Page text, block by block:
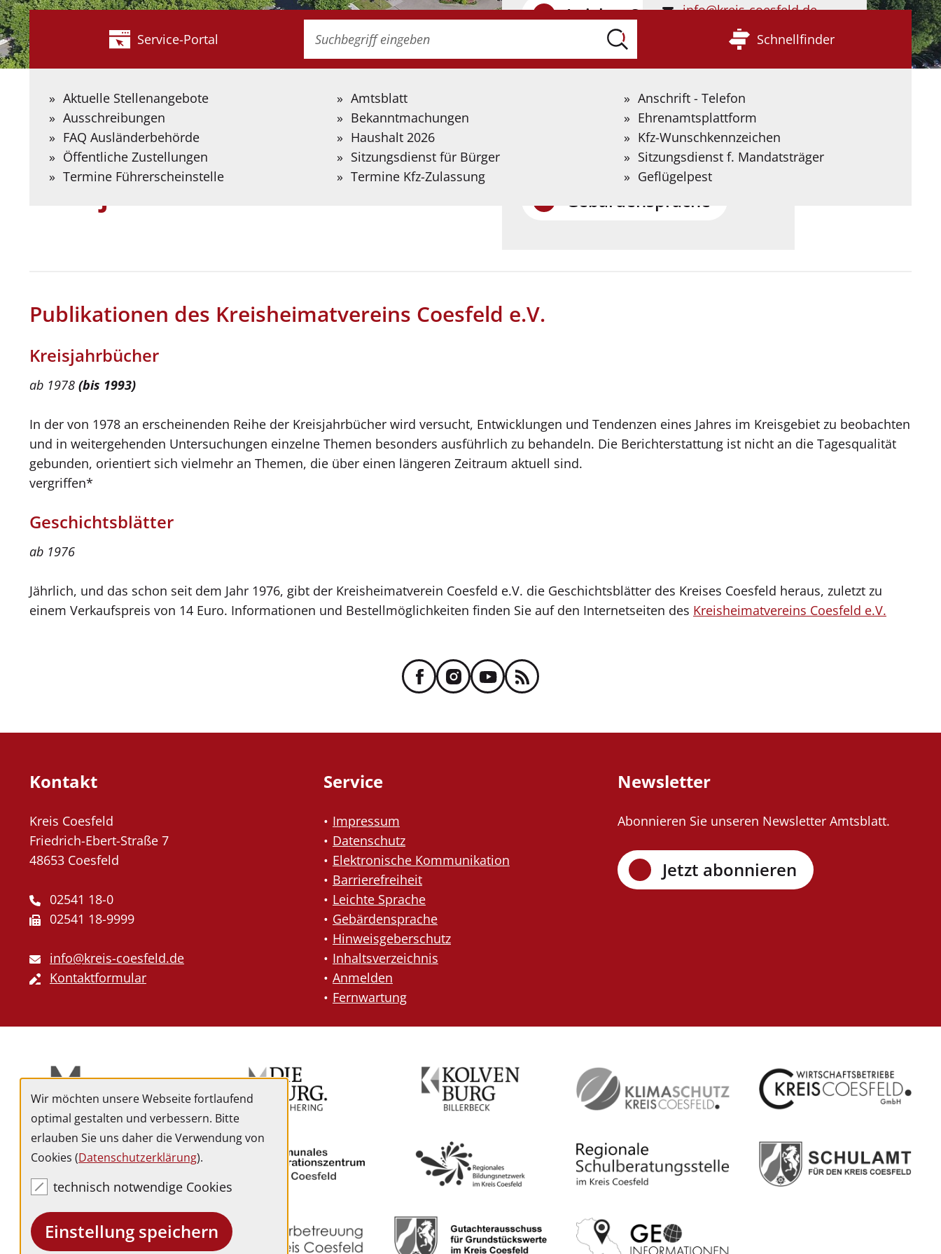
Service-Portal Suche
suchen
Sie?
Suchbegriff
eingeben.
Schnellfinder
Kreis Coesfeld Aktuelles Publikationen Kreisjahrbücher und Geschichtsblätter
Kreisjahrbücher und Geschichtsblätter
Publikationen des Kreisheimatvereins Coesfeld e.V.
Kreisjahrbücher
ab 1978 (bis 1993)
In der von 1978 an erscheinenden Reihe der Kreisjahrbücher wird versucht, Entwicklungen und Tendenzen eines Jahres im Kreisgebiet zu beobachten
und in weitergehenden Untersuchungen einzelne Themen besonders ausführlich zu behandeln. Die Berichterstattung ist nicht an die Tagesqualität
gebunden, orientiert sich vielmehr an Themen, die über einen längeren Zeitraum aktuell sind.
vergriffen*
Geschichtsblätter
ab 1976
Jährlich, und das schon seit dem Jahr 1976, gibt der Kreisheimatverein Coesfeld e.V. die Geschichtsblätter des Kreises Coesfeld heraus, zuletzt zu
einem Verkaufspreis von 14 Euro. Informationen und Bestellmöglichkeiten finden Sie auf den Internetseiten des Kreisheimatvereins Coesfeld e.V.
Kontakt
Kreis Coesfeld
Friedrich-Ebert-Straße 7
48653 Coesfeld
02541 18-0
02541 18-9999
info@kreis-coesfeld.de
Kontaktformular
Service
Impressum
Datenschutz
Elektronische Kommunikation
Barrierefreiheit
Leichte Sprache
Gebärdensprache
Hinweisgeberschutz
Inhaltsverzeichnis
Anmelden
Fernwartung
Newsletter
Abonnieren Sie unseren Newsletter Amtsblatt.
Jetzt abonnieren
Angebote
Leichte Sprache
Gebärdensprache
Auf der folgenden Seite stellen wir
Informationen in Deutscher
Gebärdensprache bereit, die mit Hilfe
Künstlicher Intelligenz übersetzt wurden.
Gebärdensprache
info@kreis-coesfeld.de
Kontaktformular
Aktuelle Stellenangebote Amtsblatt
Anschrift - Telefon
Ausschreibungen
Bekanntmachungen
Ehrenamtsplattform
FAQ Ausländerbehörde
Haushalt 2026
Kfz-Wunschkennzeichen
Öffentliche Zustellungen
Sitzungsdienst für Bürger
Sitzungsdienst f. Mandatsträger
Termine Führerscheinstelle
Termine Kfz-Zulassung Geflügelpest
Wir möchten unsere Webseite fortlaufend
optimal gestalten und verbessern. Bitte
erlauben Sie uns daher die Verwendung von
Cookies (Datenschutzerklärung).
technisch notwendige Cookies
Einstellung speichern